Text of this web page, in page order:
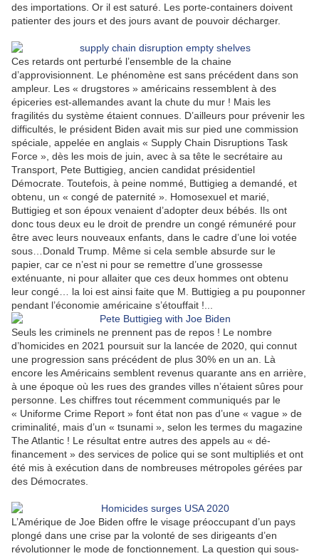
des importations. Or il est saturé. Les porte-containers doivent
patienter des jours et des jours avant de pouvoir décharger.
Ces retards ont perturbé l’ensemble de la chaine
d’approvisionnent. Le phénomène est sans précédent dans son
ampleur. Les « drugstores » américains ressemblent à des
épiceries est-allemandes avant la chute du mur ! Mais les
fragilités du système étaient connues. D’ailleurs pour prévenir les
difficultés, le président Biden avait mis sur pied une commission
spéciale, appelée en anglais « Supply Chain Disruptions Task
Force », dès les mois de juin, avec à sa tête le secrétaire au
Transport, Pete Buttigieg, ancien candidat présidentiel
Démocrate. Toutefois, à peine nommé, Buttigieg a demandé, et
obtenu, un « congé de paternité ». Homosexuel et marié,
Buttigieg et son époux venaient d’adopter deux bébés. Ils ont
donc tous deux eu le droit de prendre un congé rémunéré pour
être avec leurs nouveaux enfants, dans le cadre d’une loi votée
sous…Donald Trump. Même si cela semble absurde sur le
papier, car ce n’est ni pour se remettre d’une grossesse
exténuante, ni pour allaiter que ces deux hommes ont obtenu
leur congé… la loi est ainsi faite que M. Buttigieg a pu pouponner
pendant l’économie américaine s’étouffait !...
Seuls les criminels ne prennent pas de repos ! Le nombre
d’homicides en 2021 poursuit sur la lancée de 2020, qui connut
une progression sans précédent de plus 30% en un an. Là
encore les Américains semblent revenus quarante ans en arrière,
à une époque où les rues des grandes villes n’étaient sûres pour
personne. Les chiffres tout récemment communiqués par le
« Uniforme Crime Report » font état non pas d’une « vague » de
criminalité, mais d’un « tsunami », selon les termes du magazine
The Atlantic ! Le résultat entre autres des appels au « dé-
financement » des services de police qui se sont multipliés et ont
été mis à exécution dans de nombreuses métropoles gérées par
des Démocrates.
L’Amérique de Joe Biden offre le visage préoccupant d’un pays
plongé dans une crise par la volonté de ses dirigeants d’en
révolutionner le mode de fonctionnement. La question qui sous-